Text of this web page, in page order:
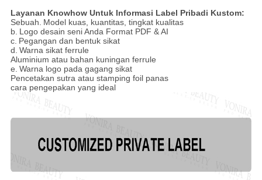
Layanan Knowhow Untuk Informasi Label Pribadi Kustom:
Sebuah. Model kuas, kuantitas, tingkat kualitas
b. Logo desain seni Anda Format PDF & AI
c. Pegangan dan bentuk sikat
d. Warna sikat ferrule
Aluminium atau bahan kuningan ferrule
e. Warna logo pada gagang sikat
Pencetakan sutra atau stamping foil panas
cara pengepakan yang ideal